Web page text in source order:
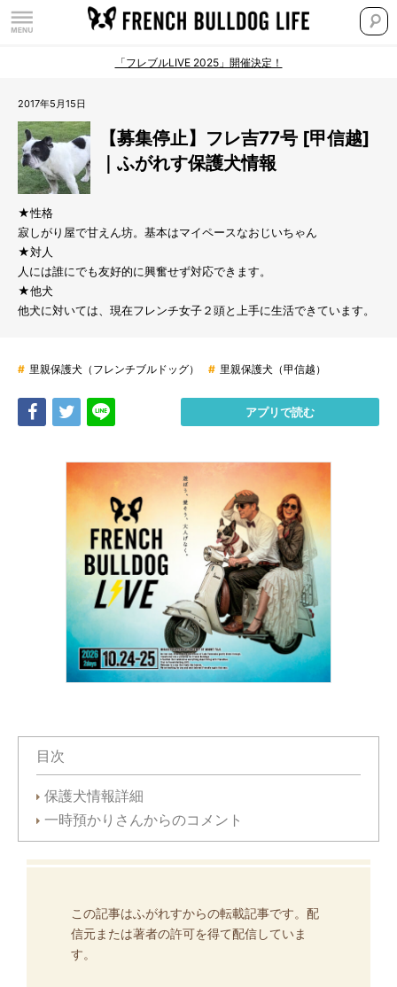
「フレブルLIVE 2025」開催決定！
2017年5月15日
【募集停止】フレ吉77号 [甲信越]
｜ふがれす保護犬情報
★性格
寂しがり屋で甘えん坊。基本はマイペースなおじいちゃん
★対人
人には誰にでも友好的に興奮せず対応できます。
★他犬
他犬に対いては、現在フレンチ女子２頭と上手に生活できています。
# 里親保護犬（フレンチブルドッグ） # 里親保護犬（甲信越）
Share Tweet アプリで読む
目次
保護犬情報詳細
一時預かりさんからのコメント
この記事はふがれすからの転載記事です。配
信元または著者の許可を得て配信していま
す。